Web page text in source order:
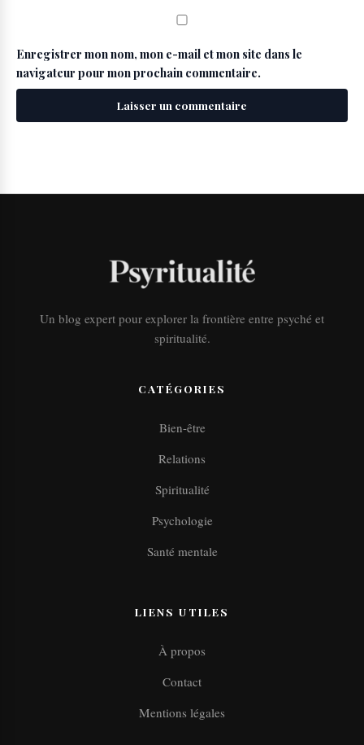
Enregistrer mon nom, mon e-mail et mon site dans le
navigateur pour mon prochain commentaire.
Un blog expert pour explorer la frontière entre psyché et
spiritualité.
CATÉGORIES
Bien-être
Relations
Spiritualité
Psychologie
Santé mentale
LIENS UTILES
À propos
Contact
Mentions légales